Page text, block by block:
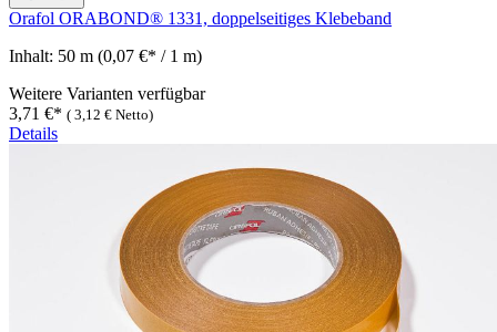
Orafol ORABOND® 1331, doppelseitiges Klebeband
Inhalt: 50 m (0,07 €* / 1 m)
Weitere Varianten verfügbar
3,71 €* ( 3,12 € Netto)
Details